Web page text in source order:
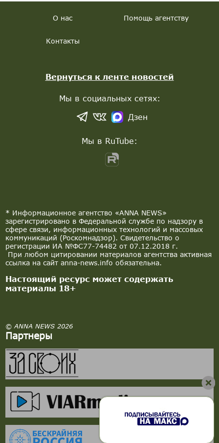
* Информационное агентство «ANNA NEWS»
зарегистрировано в Федеральной службе по надзору в
сфере связи, информационных технологий и массовых
коммуникаций (Роскомнадзор). Свидетельство о
регистрации ИА №ФС77-74482 от 07.12.2018 г.
При любом цитировании материалов агентства активная
ссылка на сайт anna-news.info обязательна.
Настоящий ресурс может содержать
материалы 18+
© ANNA NEWS 2026
Партнеры
О нас Помощь агентству
Контакты
Вернуться к ленте новостей
Мы в социальных сетях:
Дзен
Мы в RuTube: